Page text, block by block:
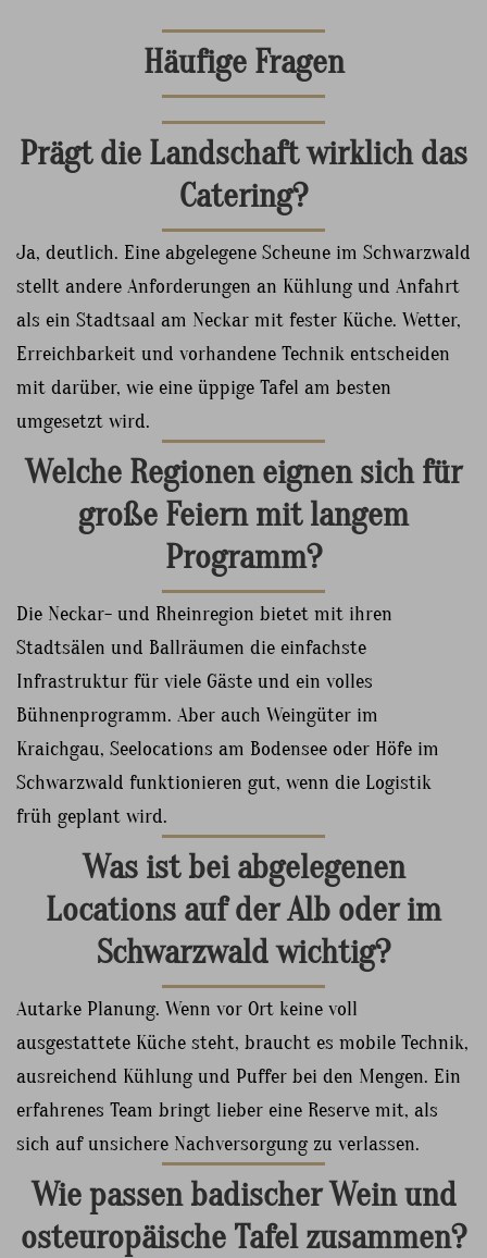
Häufige Fragen
Prägt die Landschaft wirklich das
Catering?
Ja, deutlich. Eine abgelegene Scheune im Schwarzwald
stellt andere Anforderungen an Kühlung und Anfahrt
als ein Stadtsaal am Neckar mit fester Küche. Wetter,
Erreichbarkeit und vorhandene Technik entscheiden
mit darüber, wie eine üppige Tafel am besten
umgesetzt wird.
Welche Regionen eignen sich für
große Feiern mit langem
Programm?
Die Neckar- und Rheinregion bietet mit ihren
Stadtsälen und Ballräumen die einfachste
Infrastruktur für viele Gäste und ein volles
Bühnenprogramm. Aber auch Weingüter im
Kraichgau, Seelocations am Bodensee oder Höfe im
Schwarzwald funktionieren gut, wenn die Logistik
früh geplant wird.
Was ist bei abgelegenen
Locations auf der Alb oder im
Schwarzwald wichtig?
Autarke Planung. Wenn vor Ort keine voll
ausgestattete Küche steht, braucht es mobile Technik,
ausreichend Kühlung und Puffer bei den Mengen. Ein
erfahrenes Team bringt lieber eine Reserve mit, als
sich auf unsichere Nachversorgung zu verlassen.
Wie passen badischer Wein und
osteuropäische Tafel zusammen?